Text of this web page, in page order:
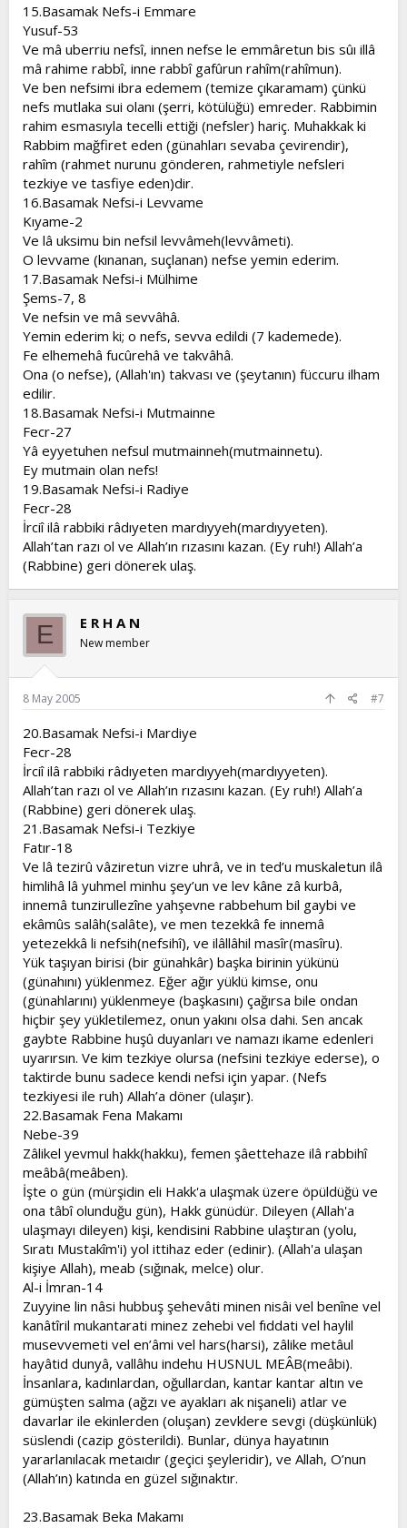
15.Basamak Nefs-i Emmare
Yusuf-53
Ve mâ uberriu nefsî, innen nefse le emmâretun bis sûı illâ
mâ rahime rabbî, inne rabbî gafûrun rahîm(rahîmun).
Ve ben nefsimi ibra edemem (temize çıkaramam) çünkü
nefs mutlaka sui olanı (şerri, kötülüğü) emreder. Rabbimin
rahim esmasıyla tecelli ettiği (nefsler) hariç. Muhakkak ki
Rabbim mağfiret eden (günahları sevaba çevirendir),
rahîm (rahmet nurunu gönderen, rahmetiyle nefsleri
tezkiye ve tasfiye eden)dir.
16.Basamak Nefsi-i Levvame
Kıyame-2
Ve lâ uksimu bin nefsil levvâmeh(levvâmeti).
O levvame (kınanan, suçlanan) nefse yemin ederim.
17.Basamak Nefsi-i Mülhime
Şems-7, 8
Ve nefsin ve mâ sevvâhâ.
Yemin ederim ki; o nefs, sevva edildi (7 kademede).
Fe elhemehâ fucûrehâ ve takvâhâ.
Ona (o nefse), (Allah'ın) takvası ve (şeytanın) füccuru ilham
edilir.
18.Basamak Nefsi-i Mutmainne
Fecr-27
Yâ eyyetuhen nefsul mutmainneh(mutmainnetu).
Ey mutmain olan nefs!
19.Basamak Nefsi-i Radiye
Fecr-28
İrciî ilâ rabbiki râdıyeten mardıyyeh(mardıyyeten).
Allah’tan razı ol ve Allah’ın rızasını kazan. (Ey ruh!) Allah’a
(Rabbine) geri dönerek ulaş.
E E R H A N
New member
8 May 2005 #7
20.Basamak Nefsi-i Mardiye
Fecr-28
İrciî ilâ rabbiki râdıyeten mardıyyeh(mardıyyeten).
Allah’tan razı ol ve Allah’ın rızasını kazan. (Ey ruh!) Allah’a
(Rabbine) geri dönerek ulaş.
21.Basamak Nefsi-i Tezkiye
Fatır-18
Ve lâ tezirû vâziretun vizre uhrâ, ve in ted’u muskaletun ilâ
himlihâ lâ yuhmel minhu şey’un ve lev kâne zâ kurbâ,
innemâ tunzirullezîne yahşevne rabbehum bil gaybi ve
ekâmûs salâh(salâte), ve men tezekkâ fe innemâ
yetezekkâ li nefsih(nefsihî), ve ilâllâhil masîr(masîru).
Yük taşıyan birisi (bir günahkâr) başka birinin yükünü
(günahını) yüklenmez. Eğer ağır yüklü kimse, onu
(günahlarını) yüklenmeye (başkasını) çağırsa bile ondan
hiçbir şey yükletilemez, onun yakını olsa dahi. Sen ancak
gaybte Rabbine huşû duyanları ve namazı ikame edenleri
uyarırsın. Ve kim tezkiye olursa (nefsini tezkiye ederse), o
taktirde bunu sadece kendi nefsi için yapar. (Nefs
tezkiyesi ile ruh) Allah’a döner (ulaşır).
22.Basamak Fena Makamı
Nebe-39
Zâlikel yevmul hakk(hakku), femen şâettehaze ilâ rabbihî
meâbâ(meâben).
İşte o gün (mürşidin eli Hakk'a ulaşmak üzere öpüldüğü ve
ona tâbî olunduğu gün), Hakk günüdür. Dileyen (Allah'a
ulaşmayı dileyen) kişi, kendisini Rabbine ulaştıran (yolu,
Sıratı Mustakîm'i) yol ittihaz eder (edinir). (Allah'a ulaşan
kişiye Allah), meab (sığınak, melce) olur.
Al-i İmran-14
Zuyyine lin nâsi hubbuş şehevâti minen nisâi vel benîne vel
kanâtîril mukantarati minez zehebi vel fıddati vel haylil
musevvemeti vel en’âmi vel hars(harsi), zâlike metâul
hayâtid dunyâ, vallâhu indehu HUSNUL MEÂB(meâbi).
İnsanlara, kadınlardan, oğullardan, kantar kantar altın ve
gümüşten salma (ağzı ve ayakları ak nişaneli) atlar ve
davarlar ile ekinlerden (oluşan) zevklere sevgi (düşkünlük)
süslendi (cazip gösterildi). Bunlar, dünya hayatının
yararlanılacak metaıdır (geçici şeyleridir), ve Allah, O’nun
(Allah’ın) katında en güzel sığınaktır.
23.Basamak Beka Makamı